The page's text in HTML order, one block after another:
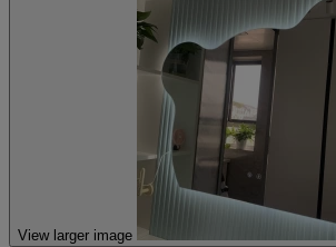
View larger image